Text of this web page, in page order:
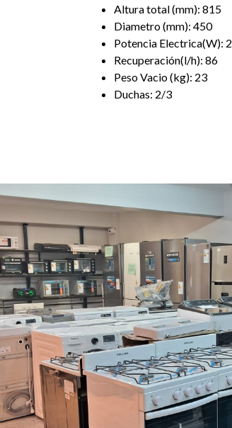
Altura total (mm): 815
Diametro (mm): 450
Potencia Electrica(W):
Recuperación(l/h): 86
Peso Vacio (kg): 23
Duchas: 2/3